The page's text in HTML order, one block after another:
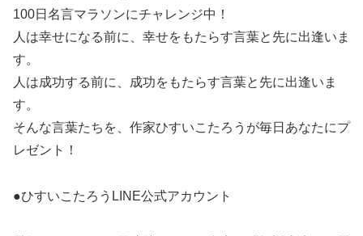
100日名言マラソンにチャレンジ中！
人は幸せになる前に、幸せをもたらす言葉と先に出逢いま
す。
人は成功する前に、成功をもたらす言葉と先に出逢いま
す。
そんな言葉たちを、作家ひすいこたろうが毎日あなたにプ
レゼント！
●ひすいこたろうLINE公式アカウント